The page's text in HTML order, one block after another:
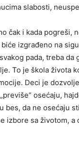
slabosti,
čak i kada
izgrađeno na
pada, treba da
To je škola života
Deci je
osećaju,
bes, da ne osećaju
izbore sa životom, a